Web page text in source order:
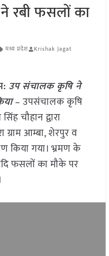
रबी फसलों का
मध्य प्रदेश Krishak Jagat
: उप संचालक कृषि ने
– उपसंचालक कृषि
चौहान द्वारा
ग्राम आम्बा, शेरपुर व
किया गया। भ्रमण के
फसलों का मौके पर